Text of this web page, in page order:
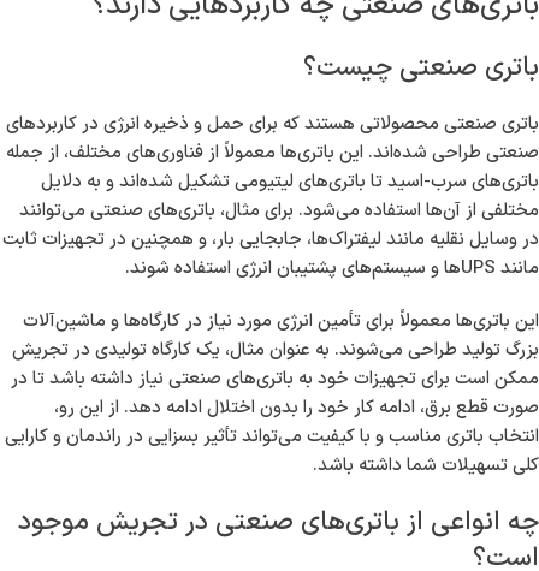
باتری صنعتی چیست؟
باتری صنعتی محصولاتی هستند که برای حمل و ذخیره انرژی در کاربردهای
صنعتی طراحی شده‌اند. این باتری‌ها معمولاً از فناوری‌های مختلف، از جمله
باتری‌های سرب-اسید تا باتری‌های لیتیومی تشکیل شده‌اند و به دلایل
مختلفی از آن‌ها استفاده می‌شود. برای مثال، باتری‌های صنعتی می‌توانند
در وسایل نقلیه مانند لیفتراک‌ها، جابجایی بار، و همچنین در تجهیزات ثابت
مانند UPSها و سیستم‌های پشتیبان انرژی استفاده شوند.
این باتری‌ها معمولاً برای تأمین انرژی مورد نیاز در کارگاه‌ها و ماشین‌آلات
بزرگ تولید طراحی می‌شوند. به عنوان مثال، یک کارگاه تولیدی در تجریش
ممکن است برای تجهیزات خود به باتری‌های صنعتی نیاز داشته باشد تا در
صورت قطع برق، ادامه کار خود را بدون اختلال ادامه دهد. از این رو،
انتخاب باتری مناسب و با کیفیت می‌تواند تأثیر بسزایی در راندمان و کارایی
کلی تسهیلات شما داشته باشد.
چه انواعی از باتری‌های صنعتی در تجریش موجود
است؟